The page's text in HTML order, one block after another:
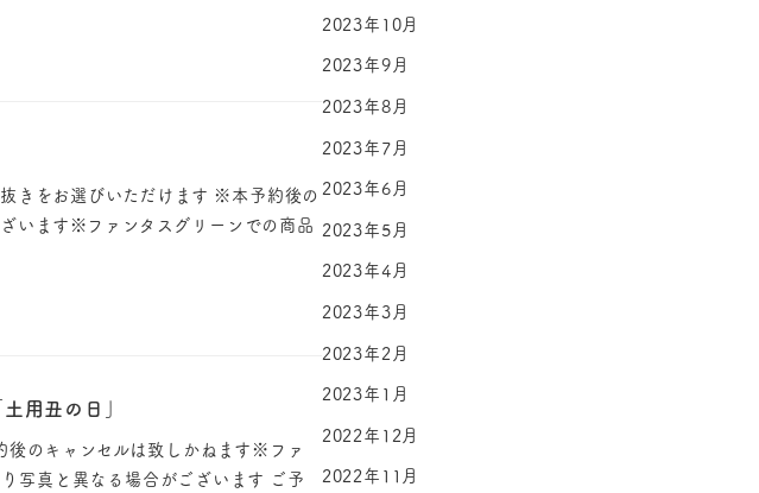
きをお選びいただけます ※本予約後の
います※ファンタスグリーンでの商品
用丑の日」
のキャンセルは致しかねます※ファ
写真と異なる場合がございます ご予
2023年10月
2023年9月
2023年8月
2023年7月
2023年6月
2023年5月
2023年4月
2023年3月
2023年2月
2023年1月
2022年12月
2022年11月